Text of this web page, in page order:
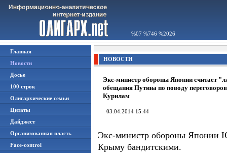
%07 %746 %2026
Главная
Новости
Досье
100 строк
Олигархические семьи
Цитаты
Дайджест
Организованная власть
Face-control
НОВОСТИ
Экс-министр обороны Японии считает
обещания Путина по поводу
Курилам
03.04.2014 15:44
Экс-министр обороны Японии
Крыму бандитскими.